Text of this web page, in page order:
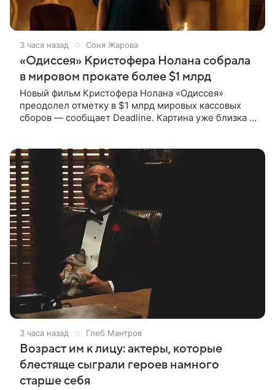
3 часа назад Соня Жарова
«Одиссея» Кристофера Нолана собрала
в мировом прокате более $1 млрд
Новый фильм Кристофера Нолана «Одиссея»
преодолел отметку в $1 млрд мировых кассовых
сборов — сообщает Deadline. Картина уже близка к
3 часа назад Глеб Мантров
Возраст им к лицу: актеры, которые
блестяще сыграли героев намного
старше себя